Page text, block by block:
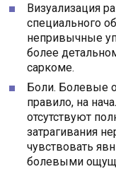
Визуализация
специального
непривычные
более
саркоме.
Боли. Болевые
правило, на
отсутствуют
затрагивания
чувствовать
болевыми